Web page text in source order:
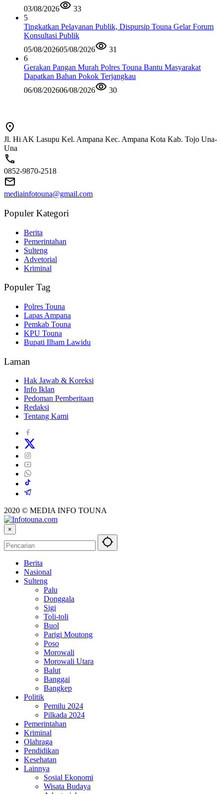
03/08/2026
33
5
Tingkatkan Pelayanan Publik, Dispursip Touna Gelar Forum
Konsultasi Publik
05/08/202605/08/2026
31
6
Gerakan Pangan Murah Polres Touna Bantu Masyarakat
Dapatkan Bahan Pokok Terjangkau
06/08/202606/08/2026 30
Jl. Hi AK Lasupu Kel. Ampana Kec. Ampana Kota Kab. Tojo Una-
Una
0852-9870-2518
mediainfotouna@gmail.com
Populer Kategori
Berita
Pemerintahan
Sulteng
Advetorial
Kriminal
Populer Tag
Polres Touna
Lapas Ampana
Pemkab Touna
KPU Touna
Bupati Ilham Lawidu
Laman
Hak Jawab & Koreksi
Info Iklan
Pedoman Pemberitaan
Redaksi
Tentang Kami
2020 © MEDIA INFO TOUNA
×
Berita
Nasional
Sulteng
Palu
Donggala
Sigi
Toli-toli
Buol
Parigi Moutong
Poso
Morowali
Morowali Utara
Balut
Banggai
Bangkep
Politik
Pemilu 2024
Pilkada 2024
Pemerintahan
Kriminal
Olahraga
Pendidikan
Kesehatan
Lainnya
Sosial Ekonomi
Wisata Budaya